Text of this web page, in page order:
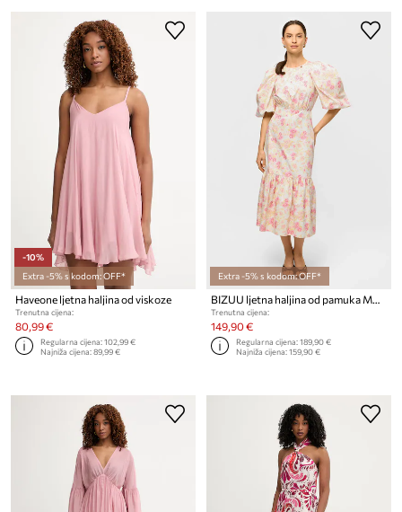
-10%
Extra -5% s kodom: OFF*
Haveone ljetna haljina od viskoze
Trenutna cijena:
80,99 €
Regularna cijena:102,99 €
Najniža cijena:89,99 €
Extra -5% s kodom: OFF*
Trenutna cijena:
149,90 €
Regularna cijena:189,90 €
Najniža cijena:159,90 €